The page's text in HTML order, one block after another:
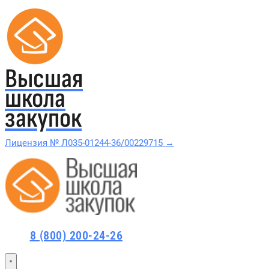
Высшая
школа
закупок
Лицензия № Л035-01244-36/00229715 →
Проверить в реестре Рособрнадзора →
Курсы по 44-ФЗ
8 (800) 200-24-26